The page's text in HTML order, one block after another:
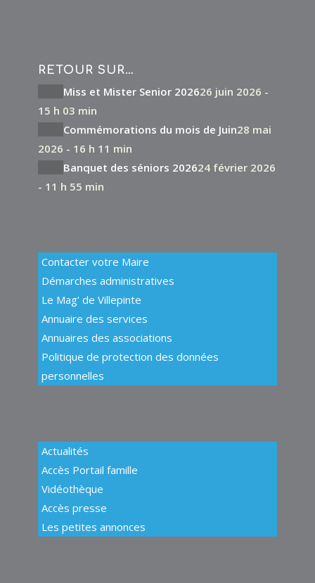
RETOUR SUR…
Miss et Mister Senior 202626 juin 2026 -
15 h 03 min
Commémorations du mois de Juin28 mai
2026 - 16 h 11 min
Banquet des séniors 202624 février 2026
- 11 h 55 min
Contacter votre Maire
Démarches administratives
Le Mag’ de Villepinte
Annuaire des services
Annuaires des associations
Politique de protection des données
personnelles
Actualités
Accès Portail famille
Vidéothèque
Accès presse
Les petites annonces